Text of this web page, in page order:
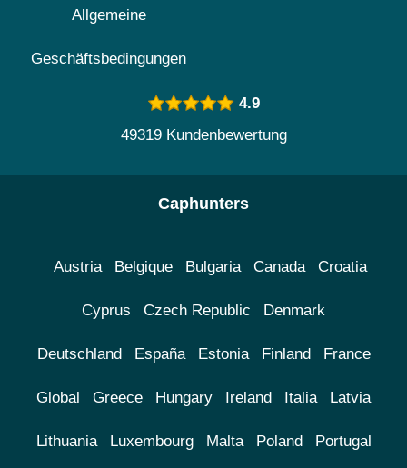
Allgemeine
Geschäftsbedingungen
4.9
49319 Kundenbewertung
Caphunters
Austria Belgique Bulgaria Canada Croatia
Cyprus Czech Republic Denmark
Deutschland España Estonia Finland France
Global Greece Hungary Ireland Italia Latvia
Lithuania Luxembourg Malta Poland Portugal